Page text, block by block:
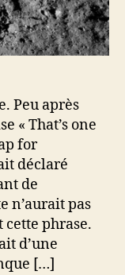
Peu après
« That’s one
for
déclaré
de
n’aurait pas
cette phrase.
d’une
[…]